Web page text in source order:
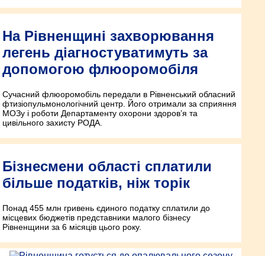
На Рівненщині захворювання
легень діагностуватимуть за
допомогою флюоромобіля
Сучасний флюоромобіль передали в Рівненський обласний
фтизіопульмонологічний центр. Його отримали за сприяння
МОЗу і роботи Департаменту охорони здоров’я та
цивільного захисту РОДА.
Бізнесмени області сплатили
більше податків, ніж торік
Понад 455 млн гривень єдиного податку сплатили до
місцевих бюджетів представники малого бізнесу
Рівненщини за 6 місяців цього року.